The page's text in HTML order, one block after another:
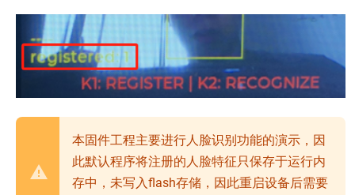
本固件工程主要进行人脸识别功能的演示，因
此默认程序将注册的人脸特征只保存于运行内
存中，未写入flash存储，因此重启设备后需要